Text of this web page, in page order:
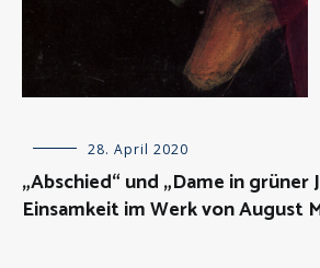
Allgemein ,
über
Kunstwerke ,
28. April 2020
„Abschied“ und „Dame in grüner
Einsamkeit im Werk von August